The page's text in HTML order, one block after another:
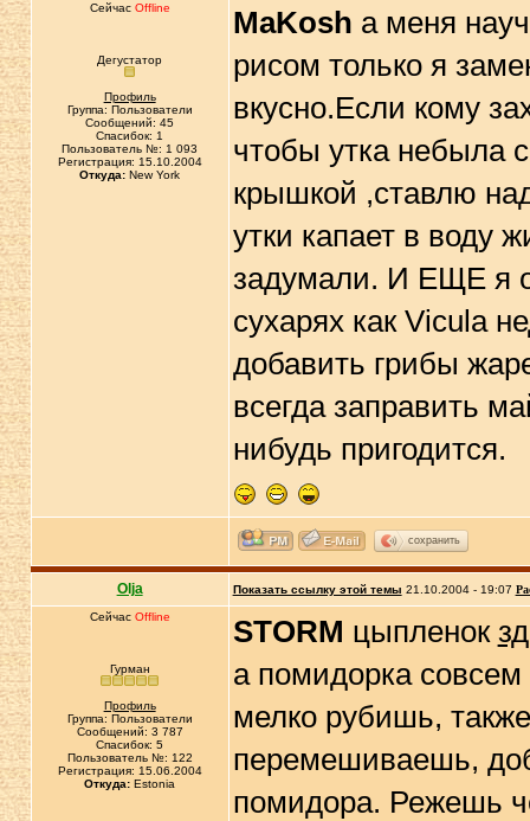
Сейчас Offline
Дегустатор
Профиль
Группа: Пользователи
Сообщений: 45
Спасибок: 1
Пользователь №: 1 093
Регистрация: 15.10.2004
Откуда: New York
MaKosh а меня
рисом только я
вкусно.Если кому
чтобы утка небыла
крышкой ,ставлю
утки капает в воду
задумали. И ЕЩЕ я
сухарях как Vicula
добавить грибы
всегда заправить
нибудь пригодится.
сохранить
Olja Показать ссылку этой темы 21.10.2004 - 19:07
Сейчас Offline
Гурман
Профиль
Группа: Пользователи
Сообщений: 3 787
Спасибок: 5
Пользователь №: 122
Регистрация: 15.06.2004
Откуда: Estonia
STORM цыпленок
а помидорка
мелко рубишь,
перемешиваешь,
помидора. Режешь